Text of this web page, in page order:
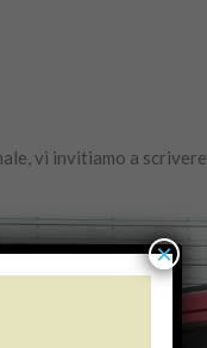
vi invitiamo a scrivere
×